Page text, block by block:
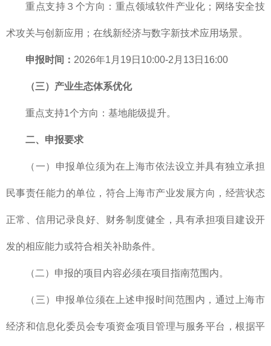
重点支持３个方向：重点领域软件产业化；网络安全技
术攻关与创新应用；在线新经济与数字新技术应用场景。
申报时间： 2026年1月19日10:00-2月13日16:00
（三）产业生态体系优化
重点支持1个方向：基地能级提升。
二、 申报要求
（一）申报单位须为在上海市依法设立并具有独立承担
民事责任能力的单位，符合上海市产业发展方向，经营状态
正常、信用记录良好、财务制度健全，具有承担项目建设开
发的相应能力或符合相关补助条件。
（二）申报的项目内容必须在项目指南范围内。
（三）申报单位须在上述申报时间范围内，通过上海市
经济和信息化委员会专项资金项目管理与服务平台，根据平